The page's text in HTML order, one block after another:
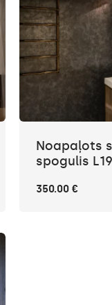
Noapaļots
spogulis
350.00 €